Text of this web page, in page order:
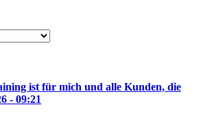
ist für mich und alle Kunden, die
- 09:21